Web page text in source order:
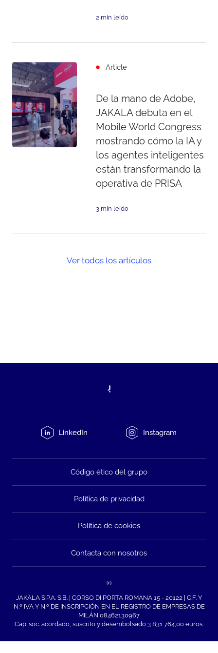
2 min leído
Article
De la mano de Adobe,
JAKALA debuta en el
Mobile World Congress
mostrando cómo la IA y
los agentes inteligentes
están transformando la
operativa de PRISA
3 min leído
Ver todos los artículos
LinkedIn Instagram
Código ético del grupo
Política de privacidad
Política de cookies
Contacta con nosotros
©
JAKALA S.P.A. S.B. | CORSO DI PORTA ROMANA 15 - 20122 | C.F. Y
N.º IVA Y N.º DE INSCRIPCIÓN EN EL REGISTRO DE EMPRESAS DE
MILÁN 08462130967
Cap. soc. acordado, suscrito y desembolsado 3 831 764,00 euros.